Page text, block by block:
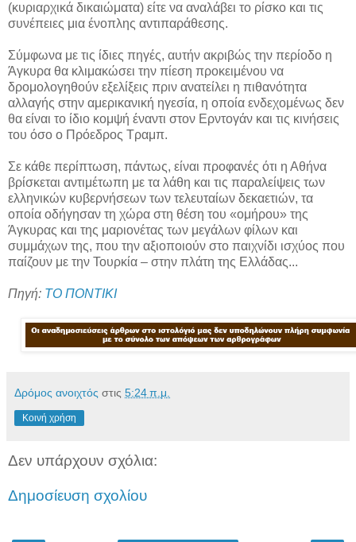
(κυριαρχικά δικαιώματα) είτε να αναλάβει το ρίσκο και τις
συνέπειες μια ένοπλης αντιπαράθεσης.
Σύμφωνα με τις ίδιες πηγές, αυτήν ακριβώς την περίοδο η
Άγκυρα θα κλιμακώσει την πίεση προκειμένου να
δρομολογηθούν εξελίξεις πριν ανατείλει η πιθανότητα
αλλαγής στην αμερικανική ηγεσία, η οποία ενδεχομένως δεν
θα είναι το ίδιο κομψή έναντι στον Ερντογάν και τις κινήσεις
του όσο ο Πρόεδρος Τραμπ.
Σε κάθε περίπτωση, πάντως, είναι προφανές ότι η Αθήνα
βρίσκεται αντιμέτωπη με τα λάθη και τις παραλείψεις των
ελληνικών κυβερνήσεων των τελευταίων δεκαετιών, τα
οποία οδήγησαν τη χώρα στη θέση του «ομήρου» της
Άγκυρας και της μαριονέτας των μεγάλων φίλων και
συμμάχων της, που την αξιοποιούν στο παιχνίδι ισχύος που
παίζουν με την Τουρκία – στην πλάτη της Ελλάδας...
Πηγή: ΤΟ ΠΟΝΤΙΚΙ
Δρόμος ανοιχτός στις 5:24 π.μ.
Κοινή χρήση
Δεν υπάρχουν σχόλια:
Δημοσίευση σχολίου